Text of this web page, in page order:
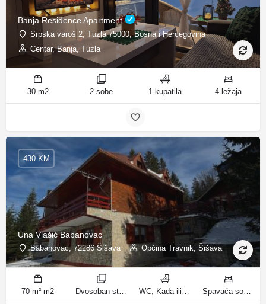
Banja Residence Apartment
Srpska varoš 2, Tuzla 75000, Bosna i Hercegovina
Centar, Banja, Tuzla
30 m2 2 sobe 1 kupatila 4 ležaja
Una Vlašić Babanovac
Babanovac, 72286 Šišava Općina Travnik, Šišava
430 KM
70 m² m2 Dvosoban stan sa pogledom na planinu, Trosoban stan sa pogledom na planinu sobe WC, Kada ili tuš kupatila Spavaća soba 1: 1 krevet za jednu osobu | Spavaća soba 2: 1 krevet na kat | Dnevni boravak: 1 kauč na razvlačenje | Spavaća soba 2: 2 kreveta na kat | Spavaća soba 3: 2 francuska bračna kreveta ležaja